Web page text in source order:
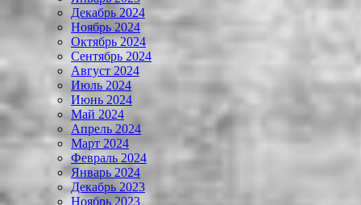
Декабрь 2024
Ноябрь 2024
Октябрь 2024
Сентябрь 2024
Август 2024
Июль 2024
Июнь 2024
Май 2024
Апрель 2024
Март 2024
Февраль 2024
Январь 2024
Декабрь 2023
Ноябрь 2023